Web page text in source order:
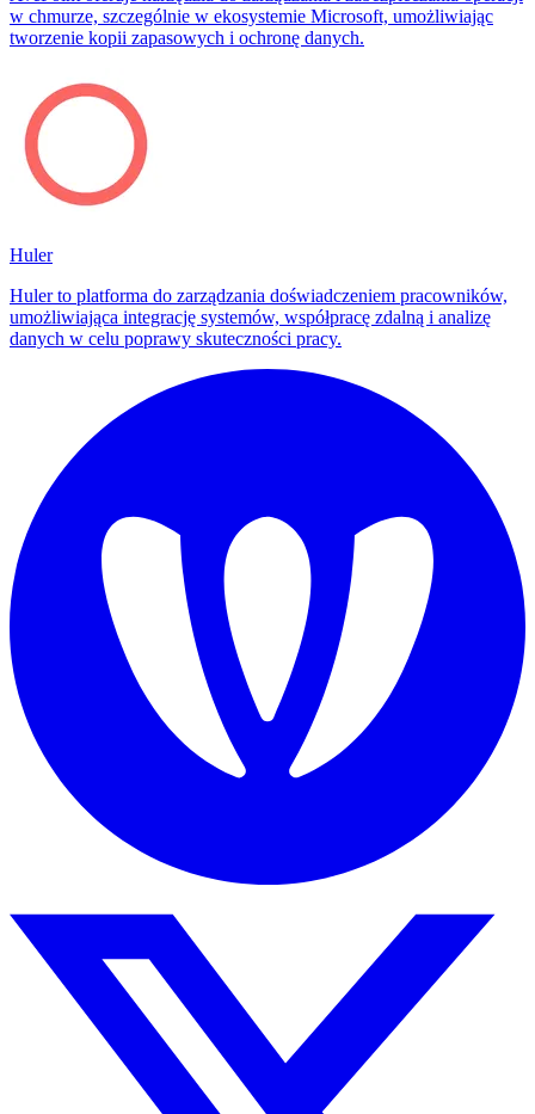
w chmurze, szczególnie w ekosystemie Microsoft, umożliwiając
tworzenie kopii zapasowych i ochronę danych.
Huler
Huler to platforma do zarządzania doświadczeniem pracowników,
umożliwiająca integrację systemów, współpracę zdalną i analizę
danych w celu poprawy skuteczności pracy.